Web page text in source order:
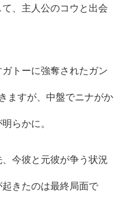
、主人公のコウと出会
トーに強奪されたガン
ますが、中盤でニナがか
らかに。
今彼と元彼が争う状況
きたのは最終局面で